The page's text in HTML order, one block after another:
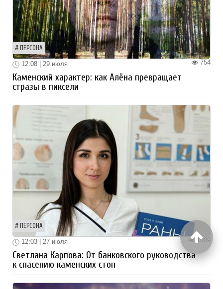
ПЕРСОНА
754
12:08 | 29 июля
Каменский характер: как Алёна превращает
стразы в пиксели
ПЕРСОНА
1009
12:03 | 27 июля
Светлана Карпова: От банковского руководства
к спасению каменских стоп